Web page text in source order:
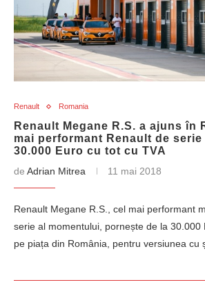
Renault Romania
Renault Megane R.S. a ajuns în
mai performant Renault de
30.000 Euro cu tot cu TVA
de Adrian Mitrea 11 mai 2018
Renault Megane R.S., cel mai performant
serie al momentului, pornește de la 30.000
pe piața din România, pentru versiunea cu